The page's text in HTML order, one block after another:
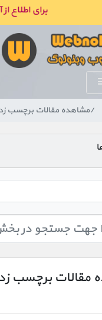
برای اطلاع
مشاهده مقالات برچسب
مقالات برچسب